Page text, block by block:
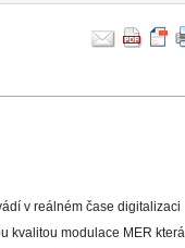
v reálném čase digitalizaci
kvalitou modulace MER která